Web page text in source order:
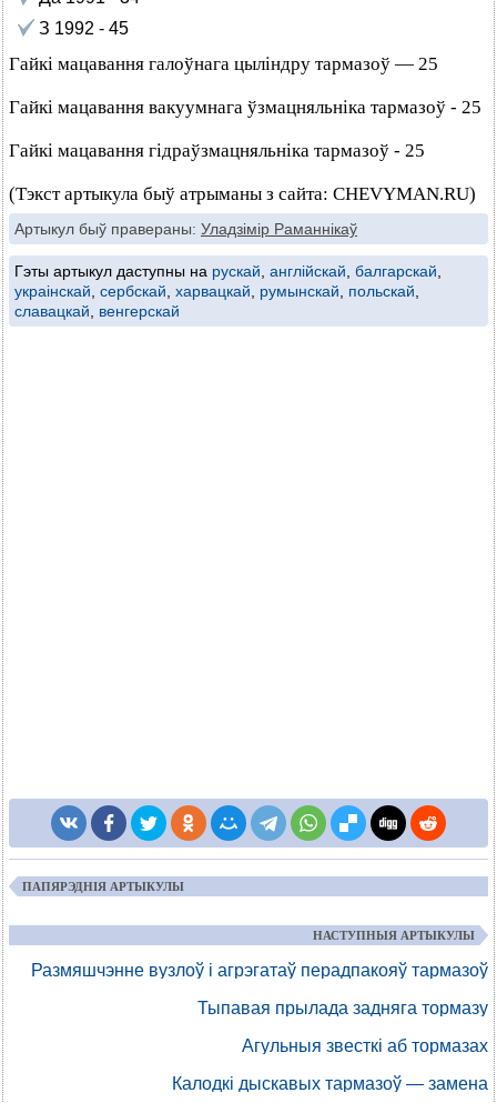
З 1992 - 45
Гайкі мацавання галоўнага цыліндру тармазоў — 25
Гайкі мацавання вакуумнага ўзмацняльніка тармазоў - 25
Гайкі мацавання гідраўзмацняльніка тармазоў - 25
(Тэкст артыкула быў атрыманы з сайта: CHEVYMAN.RU)
Артыкул быў правераны: Уладзімір Раманнікаў
Гэты артыкул даступны на рускай англійскай балгарскай
украінскай сербскай харвацкай румынскай польскай
славацкай
венгерскай
ПАПЯРЭДНІЯ АРТЫКУЛЫ
НАСТУПНЫЯ АРТЫКУЛЫ
Размяшчэнне вузлоў і агрэгатаў перадпакояў тармазоў
Тыпавая прылада задняга тормазу
Агульныя звесткі аб тормазах
Калодкі дыскавых тармазоў — замена